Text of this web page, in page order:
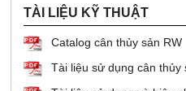
TÀI LIỆU KỸ THUẬT
Catalog cân thủy sản RW
Tài liệu sử dụng cân thủy